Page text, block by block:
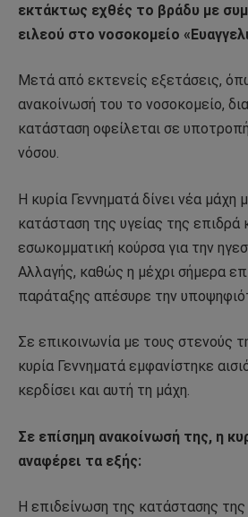
εκτάκτως εχθές το βράδυ με
ειλεού στο νοσοκομείο
Μετά από εκτενείς εξετάσεις,
ανακοίνωσή του το νοσοκομείο,
κατάσταση οφείλεται σε
νόσου.
Η κυρία Γεννηματά δίνει νέα μάχη
κατάσταση της υγείας της επιδρά
εσωκομματική κούρσα για την
Αλλαγής, καθώς η μέχρι σήμερα
παράταξης απέσυρε την
Σε επικοινωνία με τους στενούς
κυρία Γεννηματά εμφανίστηκε
κερδίσει και αυτή τη μάχη.
Σε επίσημη ανακοίνωσή της, η
αναφέρει τα εξής:
Η επιδείνωση της κατάστασης της